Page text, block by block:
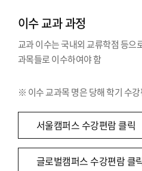
이수 교과 과정
교과 이수는 국내외 교류학점 등으
과목들로 이수하여야 함
※ 이수 교과목 명은 당해 학기 수
서울캠퍼스 수강편람 클릭
글로벌캠퍼스 수강편람 클